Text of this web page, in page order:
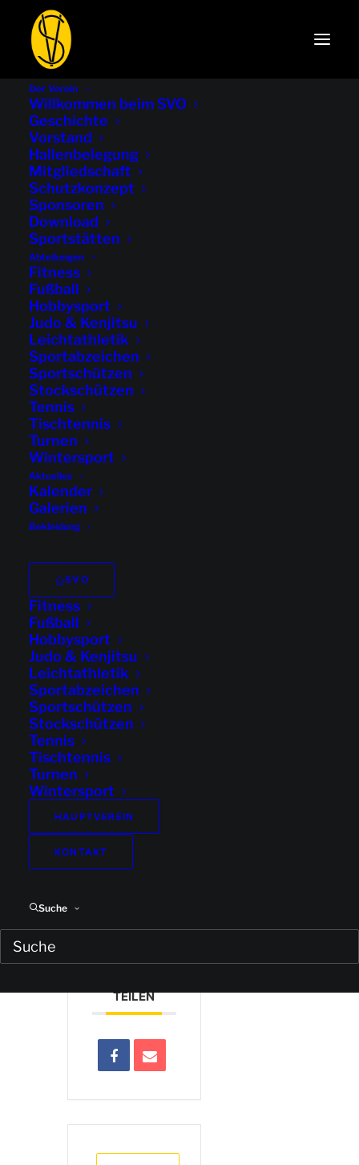
Der Verein
Willkommen beim SVO
Geschichte
Vorstand
Hallenbelegung
Mitgliedschaft
Schutzkonzept
Sponsoren
Download
Sportstätten
Abteilungen
Fitness
Fußball
Hobbysport
Judo & Kenjitsu
Leichtathletik
Sportabzeichen
Sportschützen
Stockschützen
Tennis
Tischtennis
Turnen
Wintersport
Aktuelles
Kalender
Galerien
Bekleidung
SVO
Fitness
Fußball
Hobbysport
Judo & Kenjitsu
Leichtathletik
Sportabzeichen
Sportschützen
Stockschützen
Tennis
Tischtennis
Turnen
Wintersport
HAUPTVEREIN
KONTAKT
Suche
DATUM
PREIS
70,00 €
Präventionskurs
Beweglichkeits-
und
Kräftigungstraining
DIESE
TEILEN